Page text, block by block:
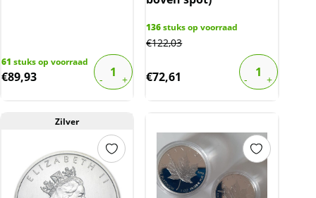
61 stuks op voorraad
€89,93
136stuks op voorraad
€122,03
€72,61
Zilver